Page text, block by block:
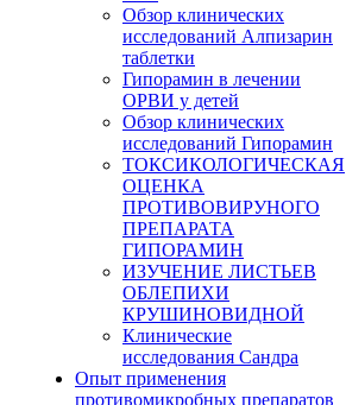
Обзор клинических
исследований Алпизарин
таблетки
Гипорамин в лечении
ОРВИ у детей
Обзор клинических
исследований Гипорамин
ТОКСИКОЛОГИЧЕСКАЯ
ОЦЕНКА
ПРОТИВОВИРУНОГО
ПРЕПАРАТА
ГИПОРАМИН
ИЗУЧЕНИЕ ЛИСТЬЕВ
ОБЛЕПИХИ
КРУШИНОВИДНОЙ
Клинические
исследования Сандра
Опыт применения
противомикробных препаратов